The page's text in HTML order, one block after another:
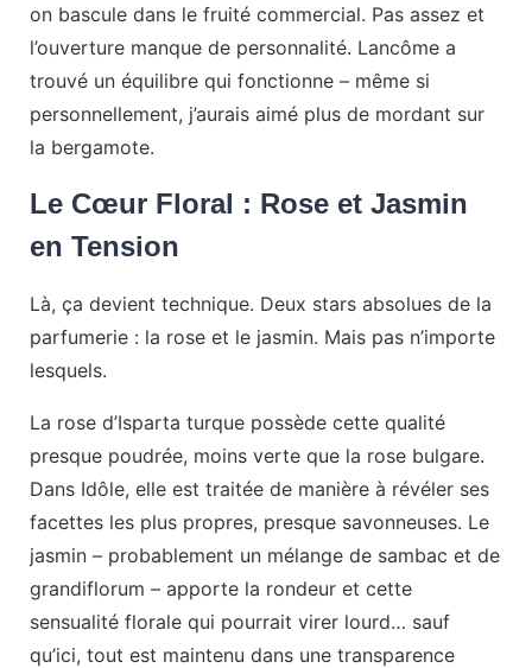
on bascule dans le fruité commercial. Pas assez et
l’ouverture manque de personnalité. Lancôme a
trouvé un équilibre qui fonctionne – même si
personnellement, j’aurais aimé plus de mordant sur
la bergamote.
Le Cœur Floral : Rose et Jasmin
en Tension
Là, ça devient technique. Deux stars absolues de la
parfumerie : la rose et le jasmin. Mais pas n’importe
lesquels.
La rose d’Isparta turque possède cette qualité
presque poudrée, moins verte que la rose bulgare.
Dans Idôle, elle est traitée de manière à révéler ses
facettes les plus propres, presque savonneuses. Le
jasmin – probablement un mélange de sambac et de
grandiflorum – apporte la rondeur et cette
sensualité florale qui pourrait virer lourd… sauf
qu’ici, tout est maintenu dans une transparence